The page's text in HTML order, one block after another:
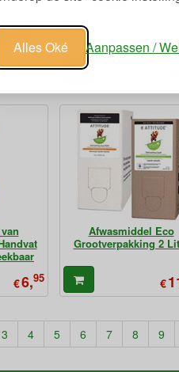
Alles Oké Aanpassen /
Cup
ml
€31,95
4x Gekleurde RVS Pint
€6,95
Afwasmiddel Eco
Grootverpakking 2
€
3 4 5 6 7 8 9